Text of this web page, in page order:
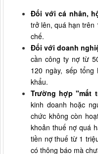
Đối với cá nhân,
trở lên, quá hạn trên
chế.
Đối với doanh
cần công ty nợ từ
120 ngày, sếp
khẩu.
Trường hợp "mất
kinh doanh hoặc
chức không còn
khoản thuế nợ quá
tiền nợ thuế từ 1
có thông báo mà